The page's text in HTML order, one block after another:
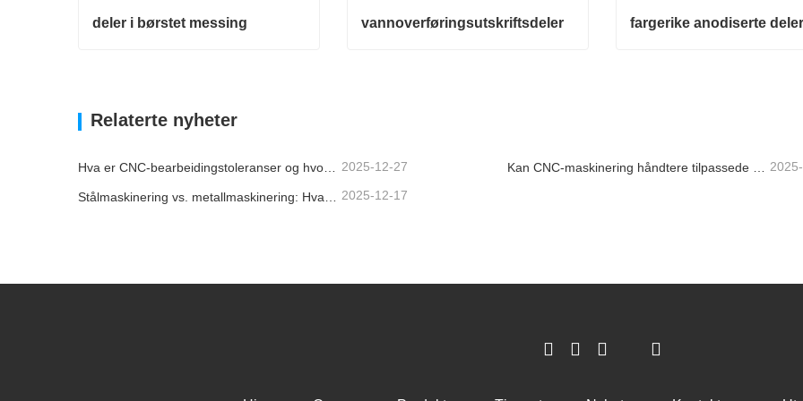
deler i børstet messing vannoverføringsutskriftsdeler fargerike anodiserte deler
Relaterte nyheter
Hva er CNC-bearbeidingstoleranser og hvorfor er de viktige? 2025-12-27 Kan CNC-maskinering håndtere tilpassede metalldeler?
2025-12-17